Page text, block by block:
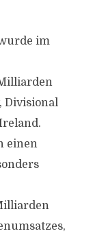
im
Divisional
einen